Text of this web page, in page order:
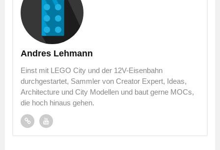
Andres Lehmann
Einst mit LEGO City und der 12V-Eisenbahn
durchgestartet, Sammler von Creator Expert, Ideas,
Architecture und City Modellen und baut gerne MOCs,
die hoch hinaus gehen.